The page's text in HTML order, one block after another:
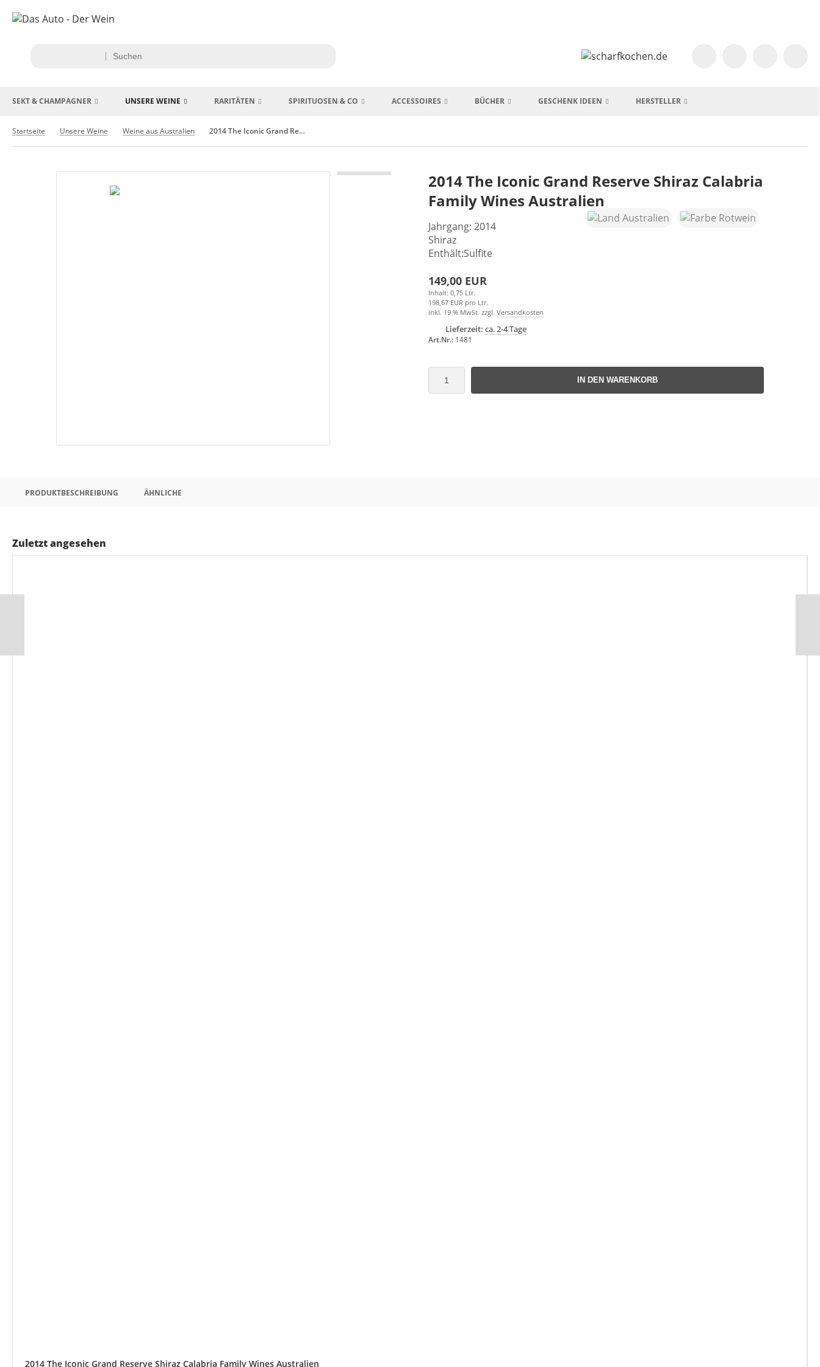
SEKT & CHAMPAGNER UNSERE WEINE RARITÄTEN SPIRITUOSEN & CO ACCESSOIRES BÜCHER GESCHENK IDEEN HERSTELLER
Startseite Unsere Weine Weine aus Australien 2014 The Iconic Grand Reserve Shiraz Calabria Family Wines Australien
2014 The Iconic Grand Reserve Shiraz Calabria
Family Wines Australien
Jahrgang: 2014
Shiraz
Enthält:Sulfite
149,00 EUR
Inhalt: 0,75 Ltr.
198,67 EUR pro Ltr.
inkl. 19 % MwSt. zzgl. Versandkosten
Lieferzeit: ca. 2-4 Tage
Art.Nr.: 1481
IN DEN WARENKORB
PRODUKTBESCHREIBUNG ÄHNLICHE
Zuletzt angesehen
2014 The Iconic Grand Reserve Shiraz Calabria Family Wines Australien